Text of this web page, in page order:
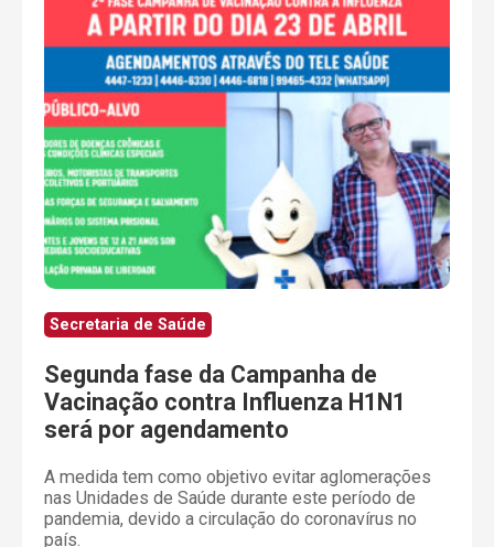
Secretaria de Saúde
Segunda fase da Campanha de
Vacinação contra Influenza H1N1
será por agendamento
A medida tem como objetivo evitar aglomerações
nas Unidades de Saúde durante este período de
pandemia, devido a circulação do coronavírus no
país.